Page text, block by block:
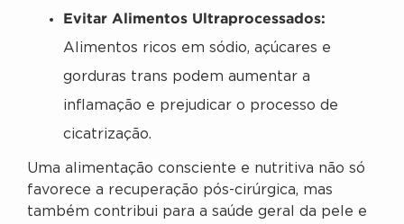
Evitar Alimentos Ultraprocessados:
Alimentos ricos em sódio, açúcares e
gorduras trans podem aumentar a
inflamação e prejudicar o processo de
cicatrização.
Uma alimentação consciente e nutritiva não só
favorece a recuperação pós-cirúrgica, mas
também contribui para a saúde geral da pele e